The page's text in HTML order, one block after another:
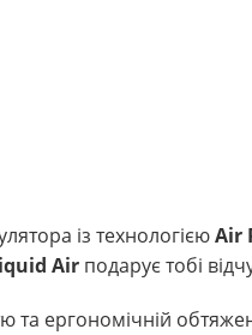
із технологієюAir
Air подарує тобі
ергономічній